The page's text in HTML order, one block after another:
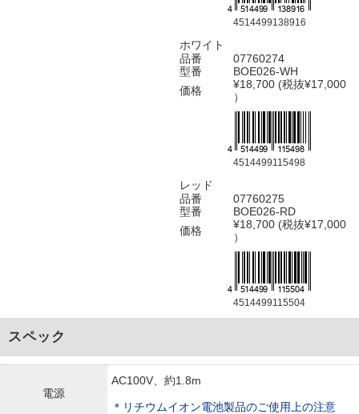
4514499138916
ホワイト
品番
07760274
型番
BOE026-WH
価格
¥18,700 (税抜¥17,000
）
4514499115498
レッド
品番
07760275
型番
BOE026-RD
価格
¥18,700 (税抜¥17,000
）
4514499115504
スペック
電源
AC100V、約1.8m
＊リチウムイオン電池製品のご使用上の注意